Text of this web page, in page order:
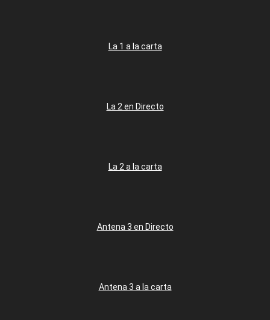
La 1 a la carta
La 2 en Directo
La 2 a la carta
Antena 3 en Directo
Antena 3 a la carta